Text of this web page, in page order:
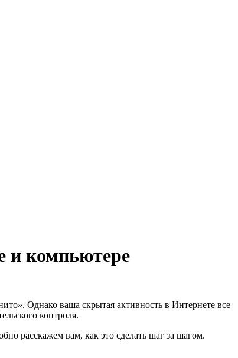
и компьютере
Однако ваша скрытая активность в Интернете все
контроля.
расскажем вам, как это сделать шаг за шагом.